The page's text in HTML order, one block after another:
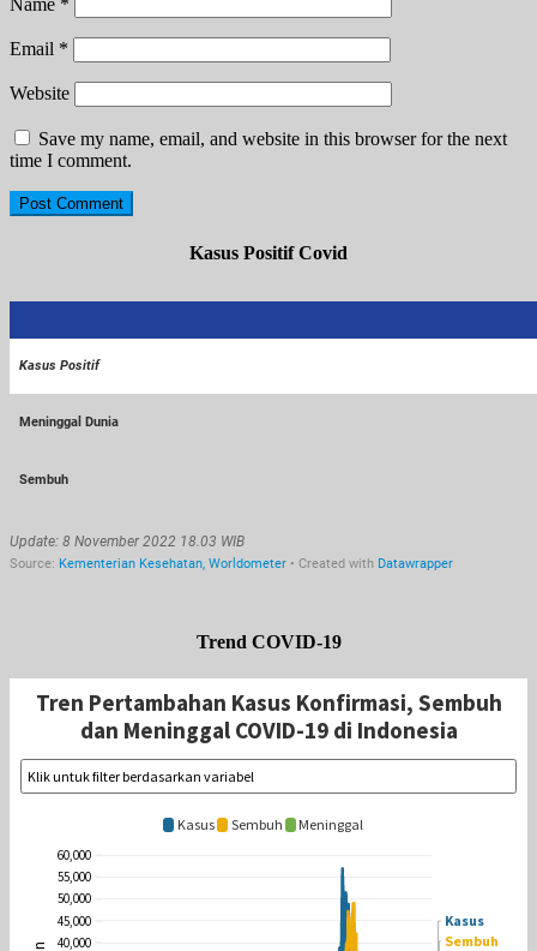
Name *
Email *
Website
Save my name, email, and website in this browser for the next
time I comment.
Kasus Positif Covid
Trend COVID-19